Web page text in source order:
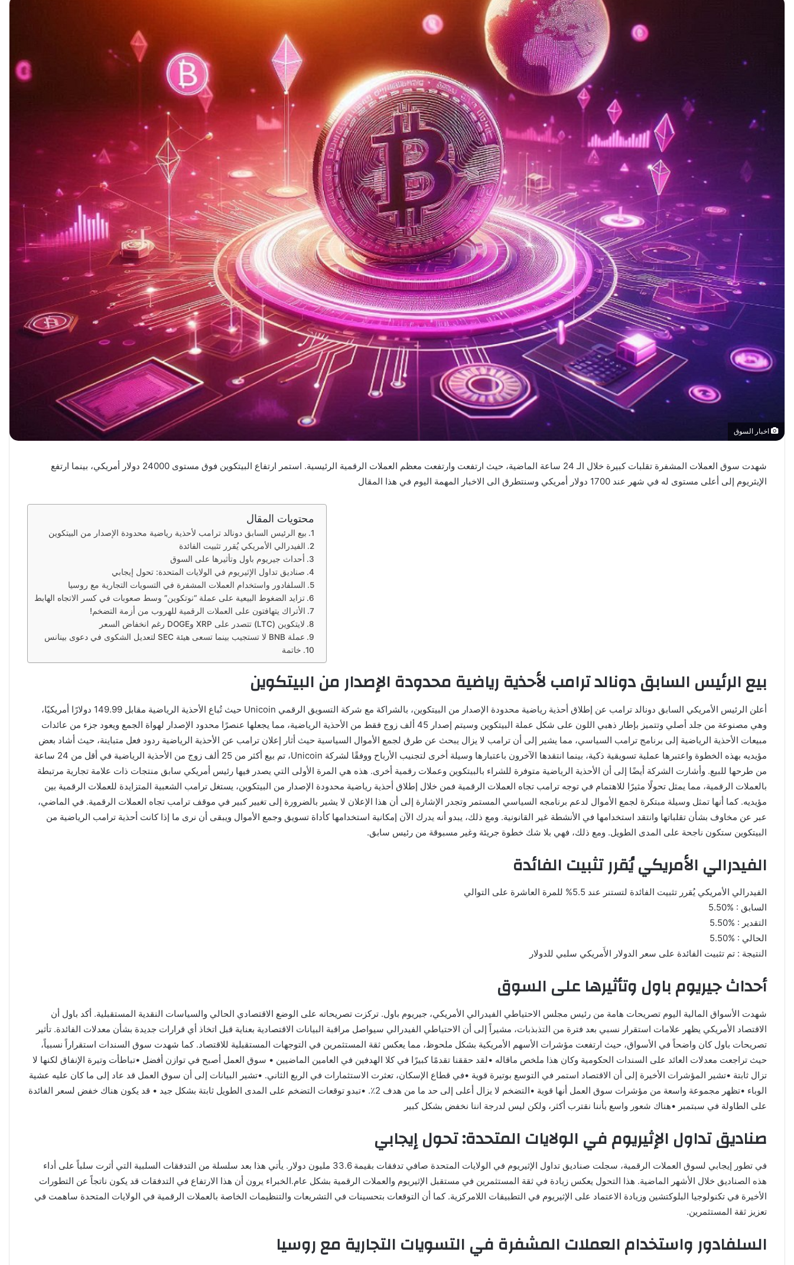
اخبار السوق
شهدت سوق العملات المشفرة تقلبات كبيرة خلال الـ 24 ساعة الماضية، حيث ارتفعت وارتفعت معظم العملات الرقمية الرئيسية. استمر ارتفاع البيتكوين فوق مستوى 24000 دولار أمريكي، بينما ارتفع
الإيثريوم إلى أعلى مستوى له في شهر عند 1700 دولار أمريكي وسنتطرق الى الاخبار المهمة اليوم في هذا المقال
محتويات المقال
بيع الرئيس السابق دونالد ترامب لأحذية رياضية محدودة الإصدار من البيتكوين
الفيدرالي الأمريكي يُقرر تثبيت الفائدة
أحداث جيريوم باول وتأثيرها على السوق
صناديق تداول الإثيريوم في الولايات المتحدة: تحول إيجابي
السلفادور واستخدام العملات المشفرة في التسويات التجارية مع روسيا
تزايد الضغوط البيعية على عملة “نوتكوين” وسط صعوبات في كسر الاتجاه الهابط
الأتراك يتهافتون على العملات الرقمية للهروب من أزمة التضخم!
لايتكوين (LTC) تتصدر على XRP وDOGE رغم انخفاض السعر
عملة BNB لا تستجيب بينما تسعى هيئة SEC لتعديل الشكوى في دعوى بينانس
خاتمة
بيع الرئيس السابق دونالد ترامب لأحذية رياضية محدودة الإصدار من البيتكوين
أعلن الرئيس الأمريكي السابق دونالد ترامب عن إطلاق أحذية رياضية محدودة الإصدار من البيتكوين، بالشراكة مع شركة التسويق الرقمي Unicoin حيث تُباع الأحذية الرياضية مقابل 149.99 دولارًا أمريكيًا،
وهي مصنوعة من جلد أصلي وتتميز بإطار ذهبي اللون على شكل عملة البيتكوين وسيتم إصدار 45 ألف زوج فقط من الأحذية الرياضية، مما يجعلها عنصرًا محدود الإصدار لهواة الجمع ويعود جزء من عائدات
مبيعات الأحذية الرياضية إلى برنامج ترامب السياسي، مما يشير إلى أن ترامب لا يزال يبحث عن طرق لجمع الأموال السياسية حيث أثار إعلان ترامب عن الأحذية الرياضية ردود فعل متباينة، حيث أشاد بعض
مؤيديه بهذه الخطوة واعتبرها عملية تسويقية ذكية، بينما انتقدها الآخرون باعتبارها وسيلة أخرى لتجنيب الأرباح ووفقًا لشركة Unicoin، تم بيع أكثر من 25 ألف زوج من الأحذية الرياضية في أقل من 24 ساعة
من طرحها للبيع. وأشارت الشركة أيضًا إلى أن الأحذية الرياضية متوفرة للشراء بالبيتكوين وعملات رقمية أخرى. هذه هي المرة الأولى التي يصدر فيها رئيس أمريكي سابق منتجات ذات علامة تجارية مرتبطة
بالعملات الرقمية، مما يمثل تحولًا مثيرًا للاهتمام في توجه ترامب تجاه العملات الرقمية فمن خلال إطلاق أحذية رياضية محدودة الإصدار من البيتكوين، يستغل ترامب الشعبية المتزايدة للعملات الرقمية بين
مؤيديه. كما أنها تمثل وسيلة مبتكرة لجمع الأموال لدعم برنامجه السياسي المستمر وتجدر الإشارة إلى أن هذا الإعلان لا يشير بالضرورة إلى تغيير كبير في موقف ترامب تجاه العملات الرقمية. في الماضي،
عبر عن مخاوف بشأن تقلباتها وانتقد استخدامها في الأنشطة غير القانونية. ومع ذلك، يبدو أنه يدرك الآن إمكانية استخدامها كأداة تسويق وجمع الأموال ويبقى أن نرى ما إذا كانت أحذية ترامب الرياضية من
البيتكوين ستكون ناجحة على المدى الطويل. ومع ذلك، فهي بلا شك خطوة جريئة وغير مسبوقة من رئيس سابق.
الفيدرالي الأمريكي يُقرر تثبيت الفائدة
الفيدرالي الأمريكي يُقرر تثبيت الفائدة لتستنر عند 5.5% للمرة العاشرة على التوالي
السابق : %5.50
التقدير : %5.50
الحالي : %5.50
النتيجة : تم تثبيت الفائدة على سعر الدولار الأَمريكي سلبي للدولار
أحداث جيريوم باول وتأثيرها على السوق
شهدت الأسواق المالية اليوم تصريحات هامة من رئيس مجلس الاحتياطي الفيدرالي الأمريكي، جيريوم باول. تركزت تصريحاته على الوضع الاقتصادي الحالي والسياسات النقدية المستقبلية. أكد باول أن
الاقتصاد الأمريكي يظهر علامات استقرار نسبي بعد فترة من التذبذبات، مشيراً إلى أن الاحتياطي الفيدرالي سيواصل مراقبة البيانات الاقتصادية بعناية قبل اتخاذ أي قرارات جديدة بشأن معدلات الفائدة. تأثير
تصريحات باول كان واضحاً في الأسواق، حيث ارتفعت مؤشرات الأسهم الأمريكية بشكل ملحوظ، مما يعكس ثقة المستثمرين في التوجهات المستقبلية للاقتصاد. كما شهدت سوق السندات استقراراً نسبياً،
حيث تراجعت معدلات العائد على السندات الحكومية وكان هذا ملخص ماقاله •لقد حققنا تقدمًا كبيرًا في كلا الهدفين في العامين الماضيين • سوق العمل أصبح في توازن أفضل •تباطأت وتيرة الإنفاق لكنها لا
تزال ثابتة •تشير المؤشرات الأخيرة إلى أن الاقتصاد استمر في التوسع بوتيرة قوية •في قطاع الإسكان، تعثرت الاستثمارات في الربع الثاني. •تشير البيانات إلى أن سوق العمل قد عاد إلى ما كان عليه عشية
الوباء •تظهر مجموعة واسعة من مؤشرات سوق العمل أنها قوية •التضخم لا يزال أعلى إلى حد ما من هدف 2٪. •تبدو توقعات التضخم على المدى الطويل ثابتة بشكل جيد • قد يكون هناك خفض لسعر الفائدة
على الطاولة في سبتمبر •هناك شعور واسع بأننا نقترب أكثر، ولكن ليس لدرجة اننا نخفض بشكل كبير
صناديق تداول الإثيريوم في الولايات المتحدة: تحول إيجابي
في تطور إيجابي لسوق العملات الرقمية، سجلت صناديق تداول الإثيريوم في الولايات المتحدة صافي تدفقات بقيمة 33.6 مليون دولار. يأتي هذا بعد سلسلة من التدفقات السلبية التي أثرت سلباً على أداء
هذه الصناديق خلال الأشهر الماضية. هذا التحول يعكس زيادة في ثقة المستثمرين في مستقبل الإثيريوم والعملات الرقمية بشكل عام.الخبراء يرون أن هذا الارتفاع في التدفقات قد يكون ناتجاً عن التطورات
الأخيرة في تكنولوجيا البلوكتشين وزيادة الاعتماد على الإثيريوم في التطبيقات اللامركزية. كما أن التوقعات بتحسينات في التشريعات والتنظيمات الخاصة بالعملات الرقمية في الولايات المتحدة ساهمت في
تعزيز ثقة المستثمرين.
السلفادور واستخدام العملات المشفرة في التسويات التجارية مع روسيا